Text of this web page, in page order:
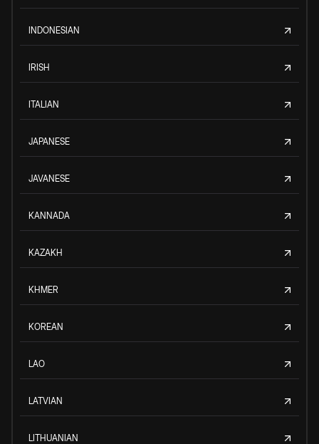
INDONESIAN
IRISH
ITALIAN
JAPANESE
JAVANESE
KANNADA
KAZAKH
KHMER
KOREAN
LAO
LATVIAN
LITHUANIAN